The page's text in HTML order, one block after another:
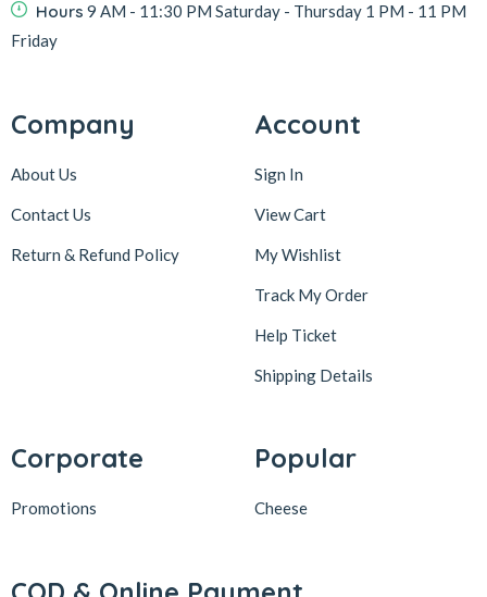
Hours 9 AM - 11:30 PM Saturday - Thursday 1 PM - 11 PM
Friday
Company
About Us
Contact Us
Return & Refund Policy
Account
Sign In
View Cart
My Wishlist
Track My Order
Help Ticket
Shipping Details
Corporate
Promotions
Popular
Cheese